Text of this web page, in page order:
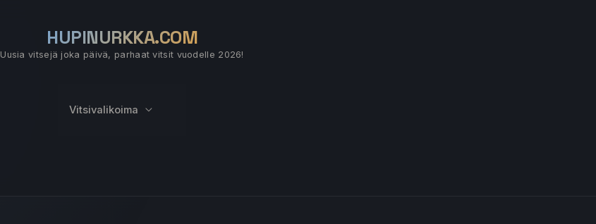
HUPINURKKA.COM
Uusia vitsejä joka päivä, parhaat vitsit vuodelle 2026!
Vitsivalikoima